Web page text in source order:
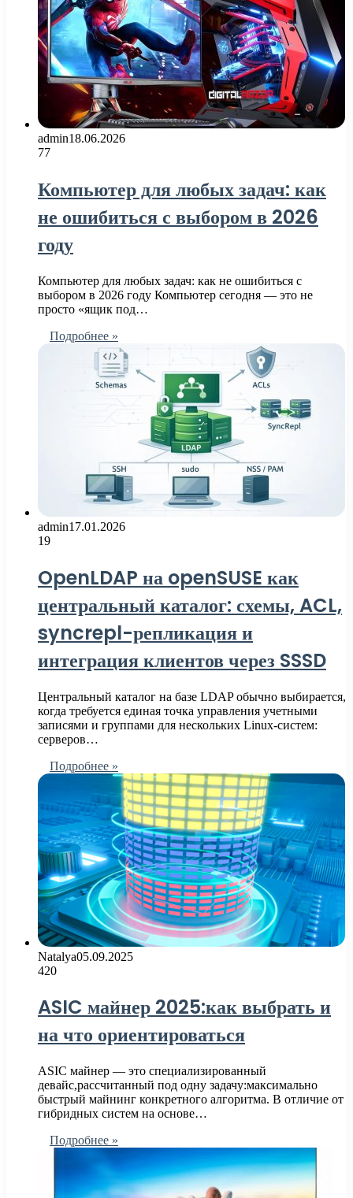
admin18.06.2026
77
Компьютер для любых задач: как
не ошибиться с выбором в 2026
году
Компьютер для любых задач: как не ошибиться с
выбором в 2026 году Компьютер сегодня — это не
просто «ящик под…
Подробнее »
admin17.01.2026
19
OpenLDAP на openSUSE как
центральный каталог: схемы, ACL,
syncrepl-репликация и
интеграция клиентов через SSSD
Центральный каталог на базе LDAP обычно выбирается,
когда требуется единая точка управления учетными
записями и группами для нескольких Linux-систем:
серверов…
Подробнее »
Natalya05.09.2025
420
ASIC майнер 2025:как выбрать и
на что ориентироваться
ASIC майнер — это специализированный
девайс,рассчитанный под одну задачу:максимально
быстрый майнинг конкретного алгоритма. В отличие от
гибридных систем на основе…
Подробнее »